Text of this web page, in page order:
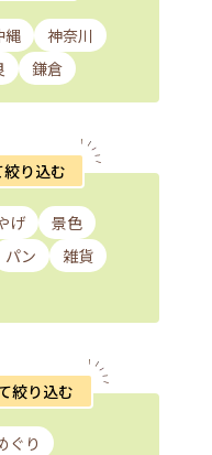
縄
神奈川
鎌倉
り込む
げ
景色
パン
雑貨
絞り込む
ぐり